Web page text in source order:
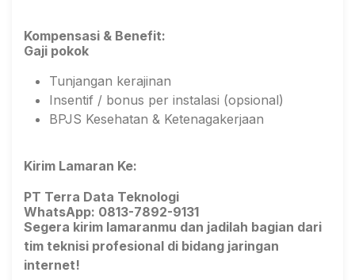
Kompensasi & Benefit:
Gaji pokok
Tunjangan kerajinan
Insentif / bonus per instalasi (opsional)
BPJS Kesehatan & Ketenagakerjaan
Kirim Lamaran Ke:
PT Terra Data Teknologi
WhatsApp: 0813-7892-9131
Segera kirim lamaranmu dan jadilah bagian dari
tim teknisi profesional di bidang jaringan
internet!